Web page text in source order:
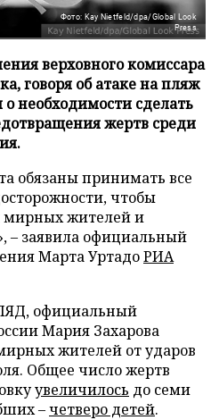
Фото: Kay Nietfeld/dpa/Global Look
Press
верховного комиссара
говоря об атаке на пляж
необходимости сделать
жертв среди
обязаны принимать все
чтобы
мирных жителей и
– заявила официальный
Марта УртадоРИА
официальный
Мария Захарова
жителей от ударов
Общее число жертв
увеличилось до семи
–четверо детей.